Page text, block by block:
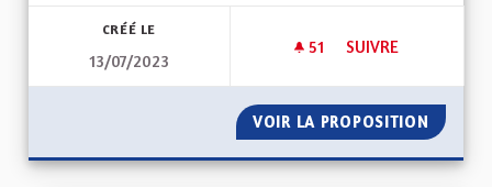
CRÉÉ LE
13/07/2023
51 51 ABONNÉS
SUIVRE
VOIR LA PROPOSITION